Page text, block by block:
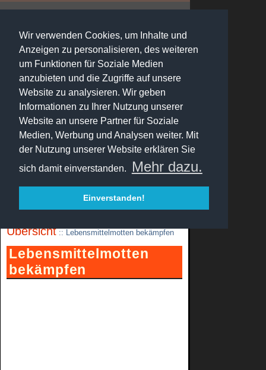
Wir verwenden Cookies, um Inhalte und
Anzeigen zu personalisieren, des weiteren
um Funktionen für Soziale Medien
anzubieten und die Zugriffe auf unsere
Website zu analysieren. Wir geben
Informationen zu Ihrer Nutzung unserer
Website an unsere Partner für Soziale
Medien, Werbung und Analysen weiter. Mit
der Nutzung unserer Website erklären Sie
sich damit einverstanden.
Mehr dazu.
Einverstanden!
Übersicht
Lebensmittelmottenbefall
Lebensmittelmotten bekämpfen
Hausmittel
Gefahr für die
Gesundheit
Pheromonfallen
Schlupfwespen
Übersicht :: Lebensmittelmotten bekämpfen
Lebensmittelmotten
bekämpfen